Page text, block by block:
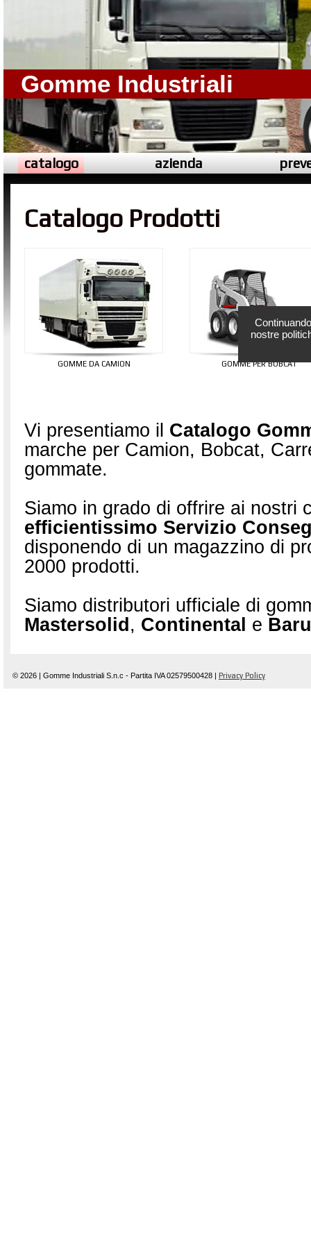
Gomme Industriali
catalogo azienda
Catalogo Prodotti
gomme da camion gomme per bobcat
Vi presentiamo il Catalogo
marche per Camion, Bobcat,
gommate.
Siamo in grado di offrire ai nostri
efficientissimo Servizio
disponendo di un magazzino di
2000 prodotti.
Siamo distributori ufficiale di
Mastersolid , Continental e
© 2026 | Gomme Industriali S.n.c - Partita IVA 02579500428 | Privacy Policy
nostre